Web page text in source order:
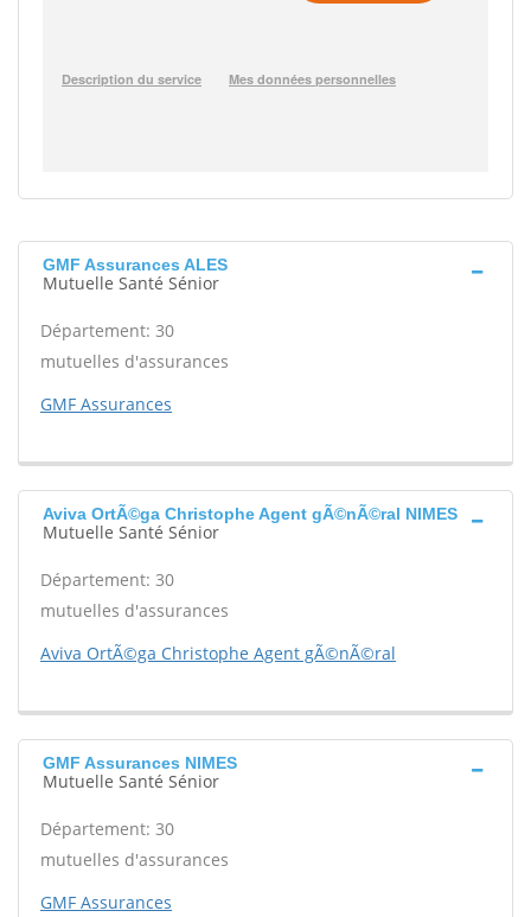
GMF Assurances ALES
Mutuelle Santé Sénior
Département: 30
mutuelles d'assurances
GMF Assurances
Aviva OrtÃ©ga Christophe Agent gÃ©nÃ©ral NIMES
Mutuelle Santé Sénior
Département: 30
mutuelles d'assurances
Aviva OrtÃ©ga Christophe Agent gÃ©nÃ©ral
GMF Assurances NIMES
Mutuelle Santé Sénior
Département: 30
mutuelles d'assurances
GMF Assurances